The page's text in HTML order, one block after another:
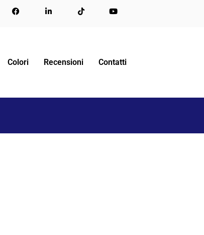
Colori Recensioni Contatti